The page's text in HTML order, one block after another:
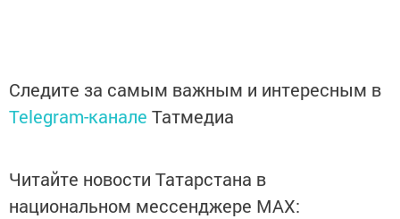
Следите за самым важным и интересным в
Telegram-канале Татмедиа
Читайте новости Татарстана в
национальном мессенджере MАХ: